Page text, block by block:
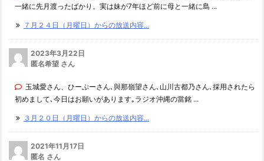
一緒に先月渡ったばかり。実は妹が7年ほど前に母と一緒に島 ...
７月２４日（月曜日）からの放送内容...
2023年3月22日
匿名希望 さん
玉城愛さん、ひーぷーさん､與那嶺望さん､山川古都乃さん､採用されたら
初めまして､今日はお願いがあります｡ラジオ沖縄の當銘 ...
３月２０日（月曜日）からの放送内容...
2021年11月17日
匿名 さん